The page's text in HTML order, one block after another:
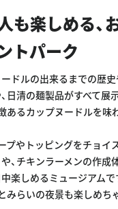
も楽しめる、
トパーク
ドルの出来るまでの歴
日清の麺製品がすべて展
あるカップヌードルを味
プやトッピングをチョイ
、チキンラーメンの作成
楽しめるミュージアムで
みらいの夜景も楽しめち